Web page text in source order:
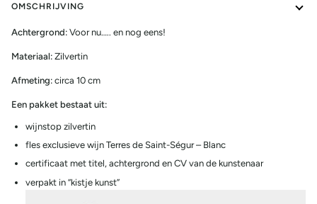
OMSCHRIJVING
Achtergrond: Voor nu….. en nog eens!
Materiaal: Zilvertin
Afmeting: circa 10 cm
Een pakket bestaat uit:
wijnstop zilvertin
fles exclusieve wijn Terres de Saint-Ségur – Blanc
certificaat met titel, achtergrond en CV van de kunstenaar
verpakt in “kistje kunst”